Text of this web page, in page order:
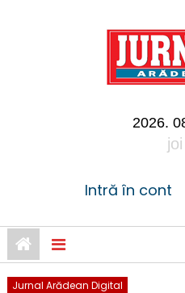
2026.
joi
Intră în cont
Jurnal Arădean Digital